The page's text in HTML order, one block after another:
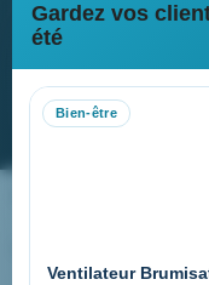
Gardez vos
été
Bien-être
Ventilateur
Recevez nos
Nos expertises &